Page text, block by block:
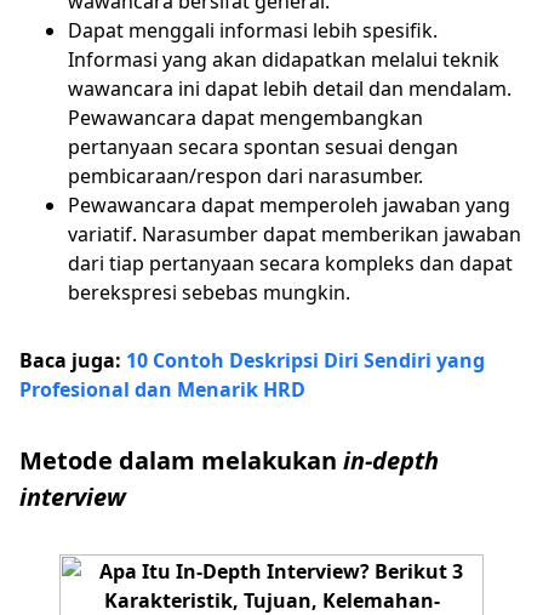
Dapat menggali informasi lebih spesifik.
Informasi yang akan didapatkan melalui teknik
wawancara ini dapat lebih detail dan mendalam.
Pewawancara dapat mengembangkan
pertanyaan secara spontan sesuai dengan
pembicaraan/respon dari narasumber.
Pewawancara dapat memperoleh jawaban yang
variatif. Narasumber dapat memberikan jawaban
dari tiap pertanyaan secara kompleks dan dapat
berekspresi sebebas mungkin.
Baca juga: 10 Contoh Deskripsi Diri Sendiri yang
Profesional dan Menarik HRD
Metode dalam melakukan in-depth
interview